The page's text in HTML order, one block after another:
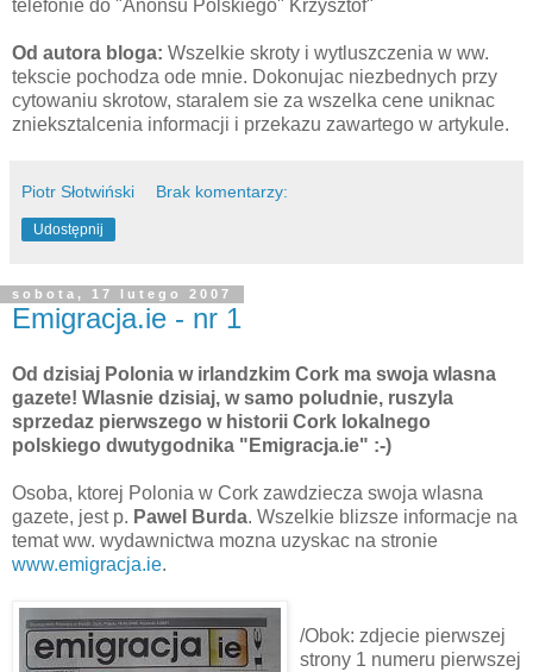
telefonie do "Anonsu Polskiego" Krzysztof"
Od autora bloga: Wszelkie skroty i wytluszczenia w ww.
tekscie pochodza ode mnie. Dokonujac niezbednych przy
cytowaniu skrotow, staralem sie za wszelka cene uniknac
znieksztalcenia informacji i przekazu zawartego w artykule.
Piotr Słotwiński Brak komentarzy:
Udostępnij
sobota, 17 lutego 2007
Emigracja.ie - nr 1
Od dzisiaj Polonia w irlandzkim Cork ma swoja wlasna
gazete! Wlasnie dzisiaj, w samo poludnie, ruszyla
sprzedaz pierwszego w historii Cork lokalnego
polskiego dwutygodnika "Emigracja.ie" :-)
Osoba, ktorej Polonia w Cork zawdziecza swoja wlasna
gazete, jest p. Pawel Burda. Wszelkie blizsze informacje na
temat ww. wydawnictwa mozna uzyskac na stronie
www.emigracja.ie.
/Obok: zdjecie pierwszej
strony 1 numeru pierwszej